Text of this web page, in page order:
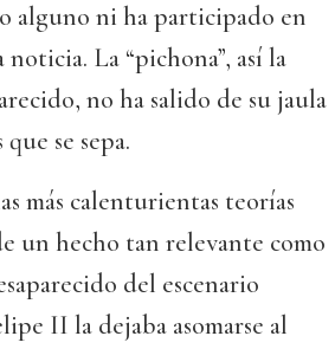
alguno ni ha participado en
La “pichona”, así la
no ha salido de su jaula
se sepa.
más calenturientas teorías
un hecho tan relevante como
del escenario
II la dejaba asomarse al